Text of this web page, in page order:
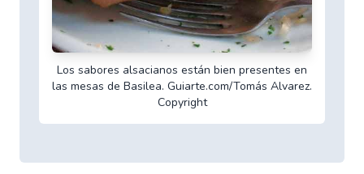
Los sabores alsacianos están bien presentes en
las mesas de Basilea. Guiarte.com/Tomás Alvarez.
Copyright